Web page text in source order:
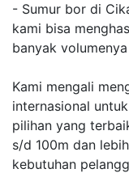
- Sumur bor di
kami bisa
banyak volumenya
Kami mengali
internasional
pilihan yang
s/d 100m dan
kebutuhan